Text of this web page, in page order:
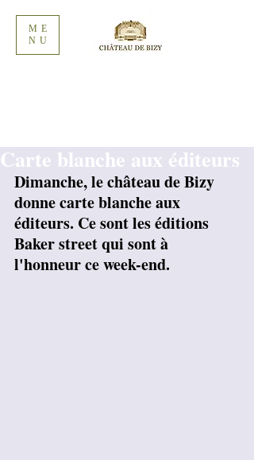
ME
NU
Carte blanche aux éditeurs
Dimanche, le château de Bizy
donne carte blanche aux
éditeurs. Ce sont les éditions
Baker street qui sont à
l'honneur ce week-end.